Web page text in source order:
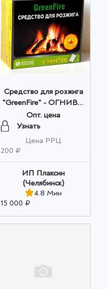
Средство для розжига
"GreenFire" - ОГНИВО
(Новинка) 80 гр.(в
коробке 8 пакетов по 10
Опт. цена
Узнать
Цена РРЦ
200 ₽
ИП Плаксин
(Челябинск)
4.8 Мин
15 000 ₽